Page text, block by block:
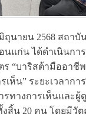
ถุนายน 2568 สถา
นแก่น ได้ดำเนินกา
ร “บาริสต้ามืออาชี
เห็น” ระยะเวลากา
ทางการเห็นและผู้
สิ้น 20 คน โดยมีวัต